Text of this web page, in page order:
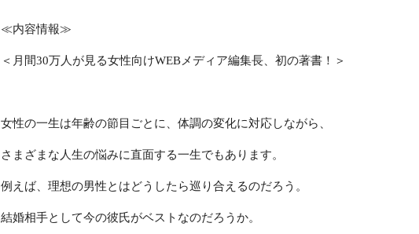
≪内容情報≫
＜月間30万人が見る女性向けWEBメディア編集長、初の著書！＞
女性の一生は年齢の節目ごとに、体調の変化に対応しながら、
さまざまな人生の悩みに直面する一生でもあります。
例えば、理想の男性とはどうしたら巡り合えるのだろう。
結婚相手として今の彼氏がベストなのだろうか。